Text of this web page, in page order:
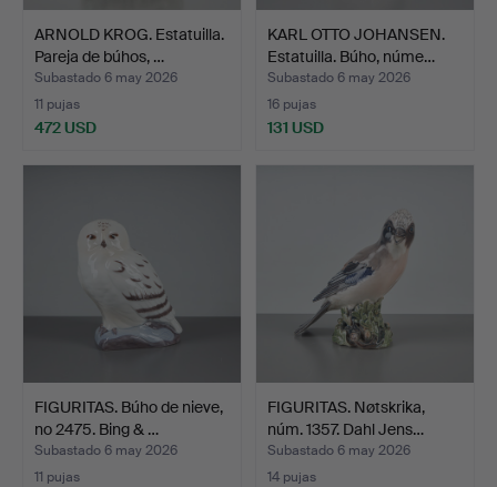
ARNOLD KROG. Estatuilla.
Pareja de búhos, …
Subastado 6 may 2026
11 pujas
472 USD
KARL OTTO JOHANSEN.
Estatuilla. Búho, núme…
Subastado 6 may 2026
16 pujas
131 USD
FIGURITAS. Búho de nieve,
no 2475. Bing & …
Subastado 6 may 2026
11 pujas
FIGURITAS. Nøtskrika,
núm. 1357. Dahl Jens…
Subastado 6 may 2026
14 pujas